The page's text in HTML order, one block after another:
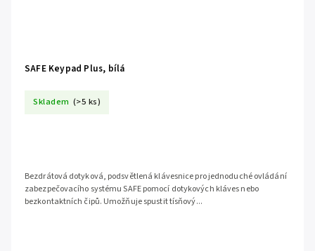
SAFE Keypad Plus, bílá
Skladem (>5 ks)
Bezdrátová dotyková, podsvětlená klávesnice pro jednoduché ovládání
zabezpečovacího systému SAFE pomocí dotykových kláves nebo
bezkontaktních čipů. Umožňuje spustit tísňový...